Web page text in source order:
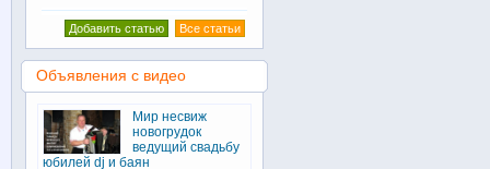
Все статьи
Добавить статью
Объявления с видео
Мир несвиж
новогрудок
ведущий свадьбу
юбилей dj и баян